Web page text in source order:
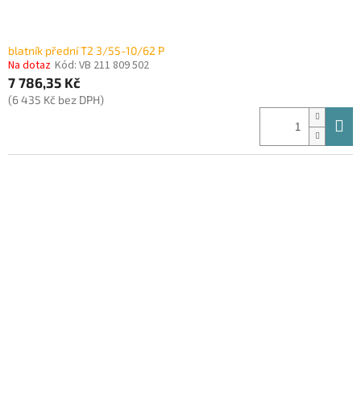
blatník přední T2 3/55-10/62 P
Na dotaz Kód: VB 211 809 502
7 786,35 Kč
(6 435 Kč bez DPH)